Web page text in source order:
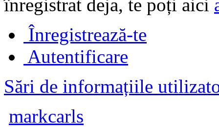
înregistrat deja, te poți aici
Înregistrează-te
Autentificare
Sări de informațiile
markcarls